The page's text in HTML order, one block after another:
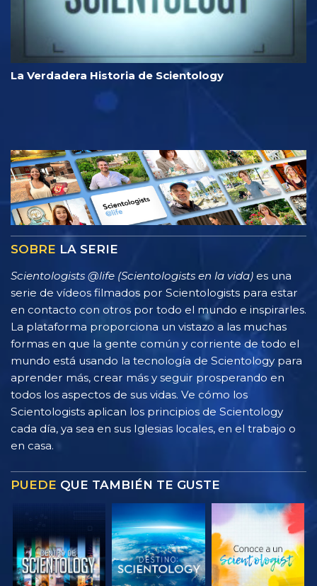
La Verdadera Historia de Scientology
SOBRE LA SERIE
Scientologists @life (Scientologists en la vida) es una
serie de vídeos filmados por Scientologists para estar
en contacto con otros por todo el mundo e inspirarles.
La plataforma proporciona un vistazo a las muchas
formas en que la gente común y corriente de todo el
mundo está usando la tecnología de Scientology para
aprender más, crear más y seguir prosperando en
todos los aspectos de sus vidas. Ve cómo los
Scientologists aplican los principios de Scientology
cada día, ya sea en sus Iglesias locales, en el trabajo o
en casa.
PUEDE QUE TAMBIÉN TE GUSTE